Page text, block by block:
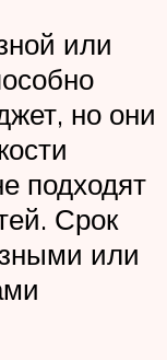
или
но они
подходят
Срок
или